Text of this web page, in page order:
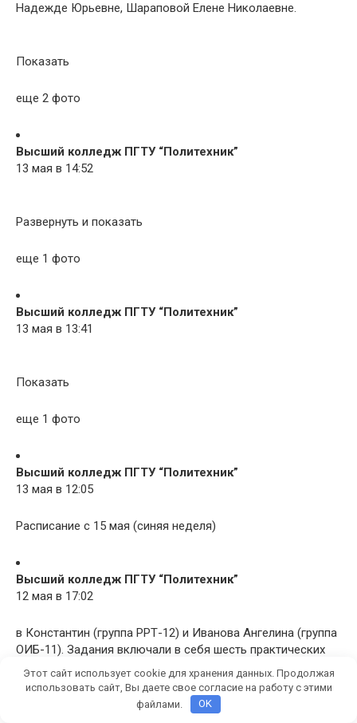
Надежде Юрьевне, Шараповой Елене Николаевне.
Показать
еще 2 фото
Высший колледж ПГТУ “Политехник”
13 мая в 14:52
Развернуть и показать
еще 1 фото
Высший колледж ПГТУ “Политехник”
13 мая в 13:41
Показать
еще 1 фото
Высший колледж ПГТУ “Политехник”
13 мая в 12:05
Расписание с 15 мая (синяя неделя)
Высший колледж ПГТУ “Политехник”
12 мая в 17:02
в Константин (группа РРТ-12) и Иванова Ангелина (группа
ОИБ-11). Задания включали в себя шесть практических
задач по темам: «Тригонометрическое тождество»;
«Исследование функции с помощью производной»;
«Основные свойства функции»; «Вычисление площади
фигуры с помощью определенного интеграла»; «Система
Этот сайт использует cookie для хранения данных. Продолжая
использовать сайт, Вы даете свое согласие на работу с этими
файлами.
OK